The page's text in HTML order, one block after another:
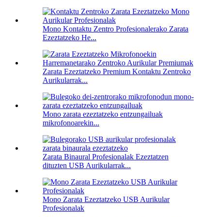
Mono Kontaktu Zentro Profesionalerako Zarata
Ezeztatzeko He...
Zarata Ezeztatzeko Premium Kontaktu Zentroko
Aurikularrak...
Mono zarata ezeztatzeko entzungailuak
mikrofonoarekin...
Zarata Binaural Profesionalak Ezeztatzen
dituzten USB Aurikularrak...
Mono Zarata Ezeztatzeko USB Aurikular
Profesionalak